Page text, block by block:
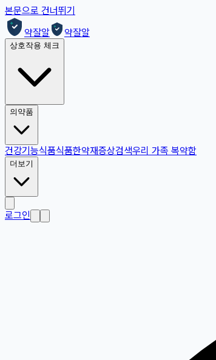
본문으로 건너뛰기
약잘알
약잘알
상호작용 체크
의약품
건강기능식품식품한약재증상검색우리 가족 복약함
더보기
로그인